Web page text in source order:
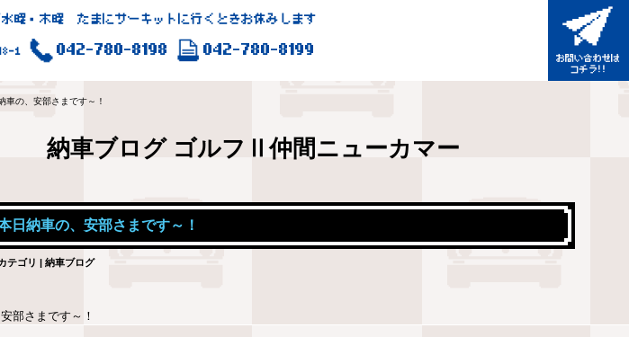
曜・木曜 たまにサーキットに行くときお休みします
1 042-780-8198 042-780-8199
車の、安部さまです～！
納車ブログ ゴルフⅡ仲間ニューカマー
日納車の、安部さまです～！
テゴリ | 納車ブログ
部さまです～！